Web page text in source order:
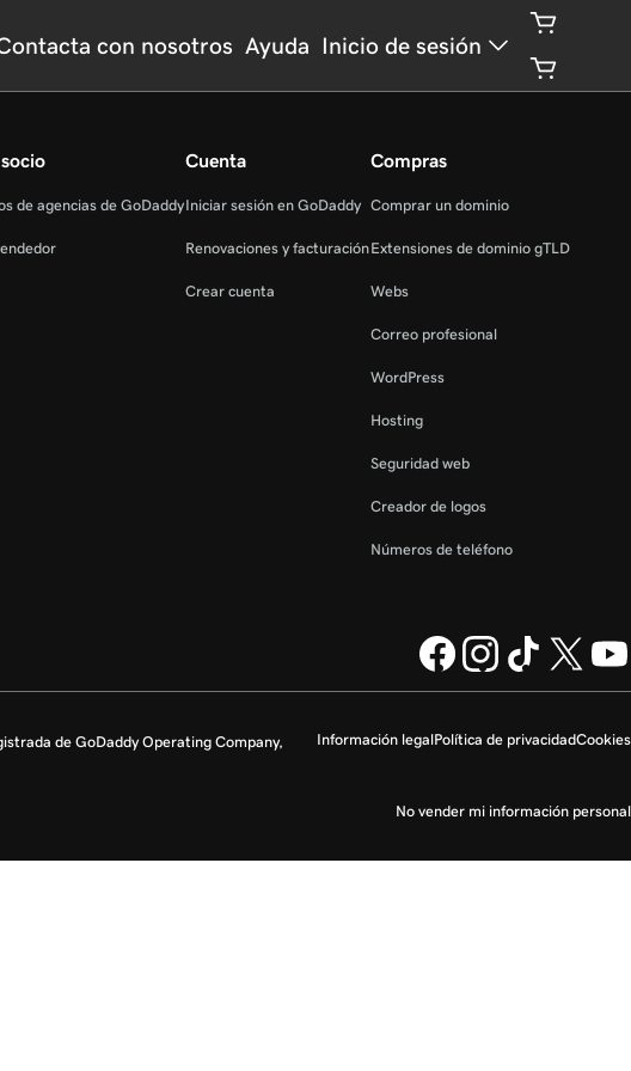
con nosotros Ayuda Inicio de sesión
de agencias de GoDaddy
Cuenta
Iniciar sesión en GoDaddy
Renovaciones y facturación
Crear cuenta
Compras
Comprar un dominio
Extensiones de dominio gTLD
Webs
Correo profesional
WordPress
Hosting
Seguridad web
Creador de logos
Números de teléfono
Información legalPolítica de privacidadCookies
No vender mi información personal
de GoDaddy Operating Company,